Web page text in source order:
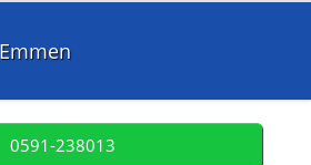
0591-238013